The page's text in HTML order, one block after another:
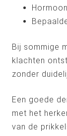
Bij sommige
klachten
zonder
Een goede
met het
van de